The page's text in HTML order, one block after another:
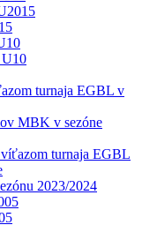
turnaja EGBL v
MBK v sezóne
turnaja EGBL
2023/2024